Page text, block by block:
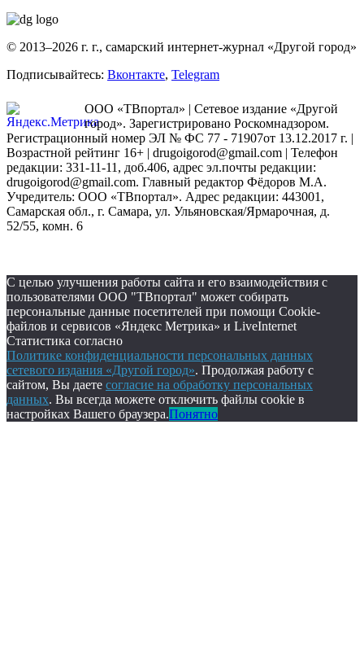
© 2013–2026 г. г., самарский интернет-журнал «Другой город»
Подписывайтесь: Вконтакте, Telegram
ООО «ТВпортал» | Сетевое издание «Другой
город». Зарегистрировано Роскомнадзором.
Регистрационный номер ЭЛ № ФС 77 - 71907от 13.12.2017 г. |
Возрастной рейтинг 16+ | drugoigorod@gmail.com | Телефон
редакции: 331-11-11, доб.406, адрес эл.почты редакции:
drugoigorod@gmail.com. Главный редактор Фёдоров М.А.
Учредитель: ООО «ТВпортал». Адрес редакции: 443001,
Самарская обл., г. Самара, ул. Ульяновская/Ярмарочная, д.
52/55, комн. 6
С целью улучшения работы сайта и его взаимодействия с
пользователями ООО "ТВпортал" может собирать
персональные данные посетителей при помощи Cookie-
файлов и сервисов «Яндекс Метрика» и LiveInternet
Статистика согласно
Политике конфиденциальности персональных данных
сетевого издания «Другой город». Продолжая работу с
сайтом, Вы даете согласие на обработку персональных
данных. Вы всегда можете отключить файлы cookie в
настройках Вашего браузера.Понятно